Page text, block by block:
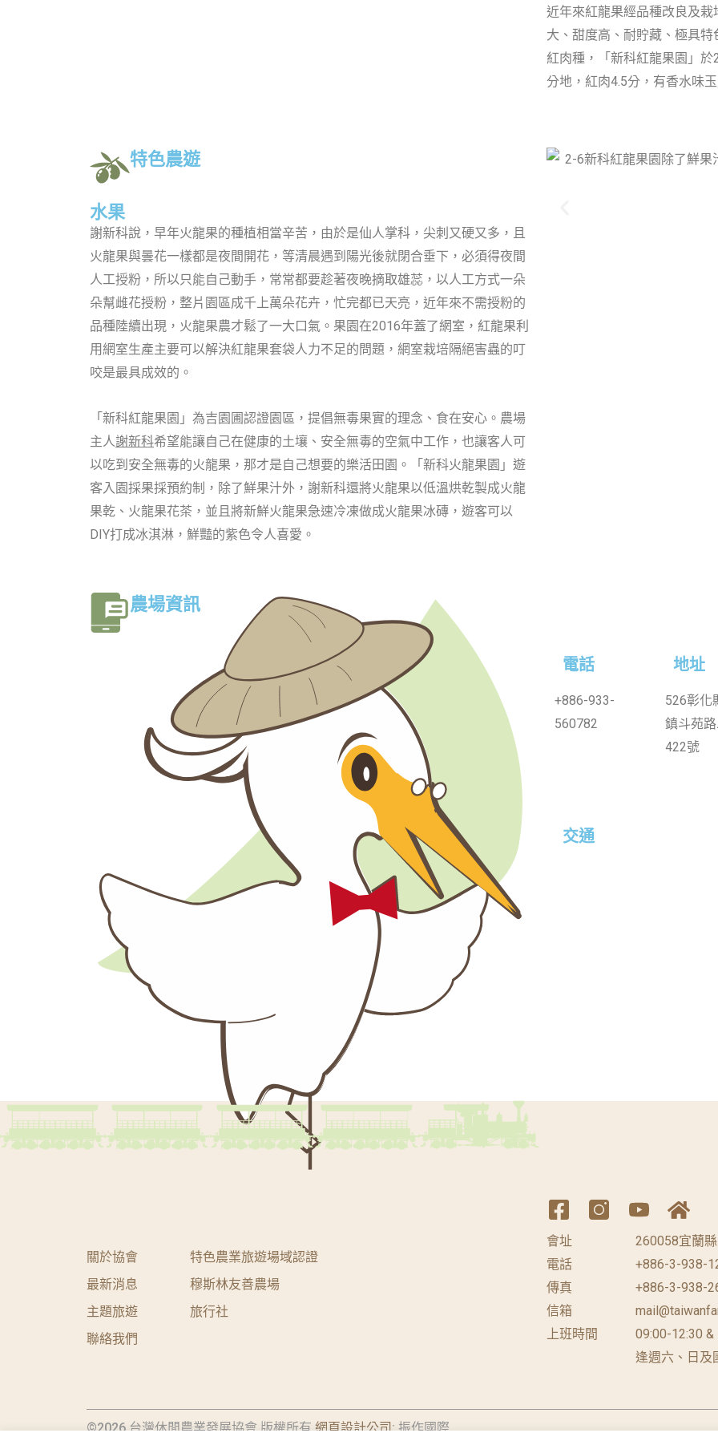
近年來紅龍果經品種改良及
大、甜度高、耐貯藏、極具
紅肉種，「新科紅龍果園」
分地，紅肉4.5分，有香水味
特色農遊
水果
謝新科說，早年火龍果的種植相當辛苦，由於是仙人掌科，尖刺又硬又多，且
火龍果與曇花一樣都是夜間開花，等清晨遇到陽光後就閉合垂下，必須得夜間
人工授粉，所以只能自己動手，常常都要趁著夜晚摘取雄蕊，以人工方式一朵
朵幫雌花授粉，整片園區成千上萬朵花卉，忙完都已天亮，近年來不需授粉的
品種陸續出現，火龍果農才鬆了一大口氣。 果園在2016年蓋了網室，紅龍果利
用網室生產主要可以解決紅龍果套袋人力不足的問題，網室栽培隔絕害蟲的叮
咬是最具成效的。
「新科紅龍果園」為吉園圃認證園區，提倡無毒果實的理念、食在安心。農場
主人謝新科希望能讓自己在健康的土壤、安全無毒的空氣中工作，也讓客人可
以吃到安全無毒的火龍果，那才是自己想要的樂活田園。
「新科火龍果園」遊
客入園採果採預約制，除了鮮果汁外，謝新科還將火龍果以低溫烘乾製成火龍
果乾、火龍果花茶，並且將新鮮火龍果急速冷凍做成火龍果冰磚，遊客可以
DIY打成冰淇淋，鮮豔的紫色令人喜愛。
農場資訊
電話
+886-933-
560782
地址
526彰化
鎮斗苑
422號
交通
關於協會
最新消息
主題旅遊
聯絡我們
特色農業旅遊場域認證
穆斯林友善農場
旅行社
會址
260058宜蘭
電話
+886-3-938-
傳真
+886-3-938-
信箱
上班時間
09:00-12:30 &
逢週六、日及
©2026 台灣休閒農業發展協會 版權所有.網頁設計公司: 振作國際